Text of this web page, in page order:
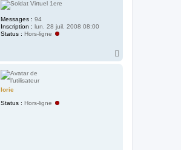
Messages : 94
Inscription : lun. 28 juil. 2008 08:00
Status : Hors-ligne
lorie
Status : Hors-ligne